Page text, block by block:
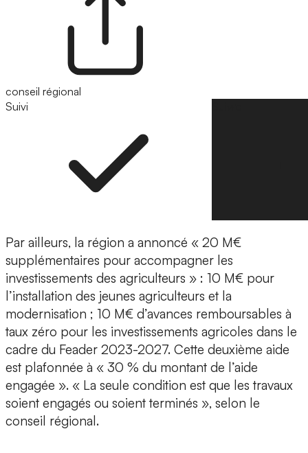
conseil régional
Suivi
Par ailleurs, la région a annoncé « 20 M€
supplémentaires pour accompagner les
investissements des agriculteurs » : 10 M€ pour
l’installation des jeunes agriculteurs et la
modernisation ; 10 M€ d’avances remboursables à
taux zéro pour les investissements agricoles dans le
cadre du Feader 2023-2027. Cette deuxième aide
est plafonnée à « 30 % du montant de l’aide
engagée ». « La seule condition est que les travaux
soient engagés ou soient terminés », selon le
conseil régional.